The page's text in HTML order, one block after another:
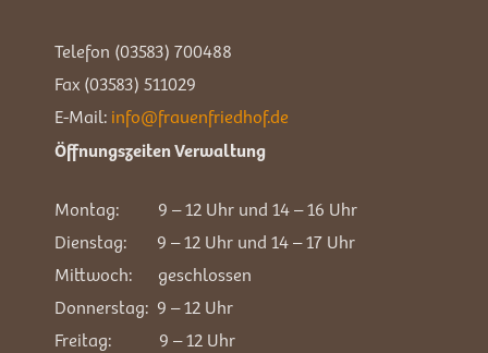
Telefon (03583) 700488
Fax (03583) 511029
E-Mail: info@frauenfriedhof.de
Öffnungszeiten Verwaltung
Montag: 9 – 12 Uhr und 14 – 16 Uhr
Dienstag: 9 – 12 Uhr und 14 – 17 Uhr
Mittwoch: geschlossen
Donnerstag: 9 – 12 Uhr
Freitag: 9 – 12 Uhr